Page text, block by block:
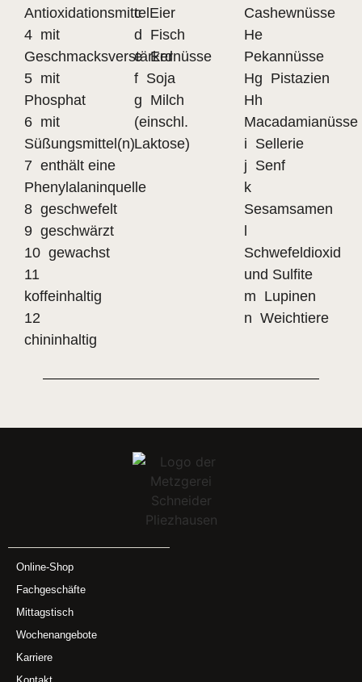
Antioxidationsmittel
4 mit
Geschmacksverstärker
5 mit
Phosphat
6 mit
Süßungsmittel(n)
7 enthält eine
Phenylalaninquelle
8 geschwefelt
9 geschwärzt
10 gewachst
11
koffeinhaltig
12
chininhaltig
c Eier
d Fisch
e Erdnüsse
f Soja
g Milch
(einschl.
Laktose)
Cashewnüsse
He
Pekannüsse
Hg Pistazien
Hh
Macadamianüsse
i Sellerie
j Senf
k
Sesamsamen
l
Schwefeldioxid
und Sulfite
m Lupinen
n Weichtiere
Online-Shop
Fachgeschäfte
Mittagstisch
Wochenangebote
Karriere